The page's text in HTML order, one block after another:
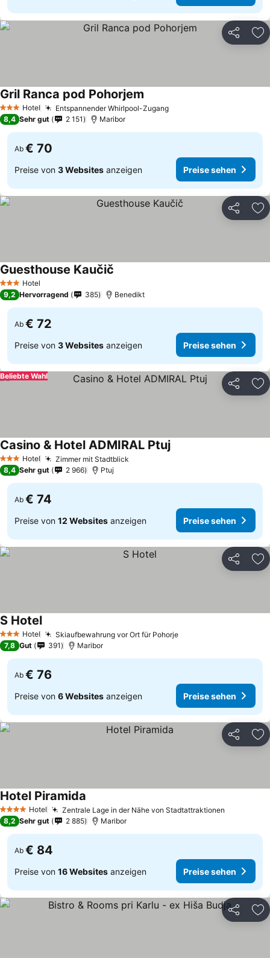
Teilen
3 SterneHotel Entspannender Whirlpool-Zugang
Gril Ranca pod Pohorjem
8,4 Sehr gut 2 151 Maribor
Ab € 70
Preise von 3 Websites anzeigen Preise sehen
Teilen
3 SterneHotel
Guesthouse Kaučič
9,2 Hervorragend 385 Benedikt
Ab € 72
Preise von 3 Websites anzeigen Preise sehen
Teilen
Beliebte Wahl
3 SterneHotel Zimmer mit Stadtblick
Casino & Hotel ADMIRAL Ptuj
8,4 Sehr gut 2 966 Ptuj
Ab € 74
Preise von 12 Websites anzeigen Preise sehen
Teilen
3 SterneHotel Skiaufbewahrung vor Ort für Pohorje
S Hotel
7,8 Gut 391 Maribor
Ab € 76
Preise von 6 Websites anzeigen Preise sehen
Teilen
4 Sterne Hotel Zentrale Lage in der Nähe von Stadtattraktionen
Hotel Piramida
8,2 Sehr gut 2 885 Maribor
Ab € 84
Preise von 16 Websites anzeigen Preise sehen
Teilen